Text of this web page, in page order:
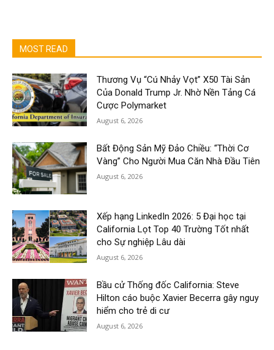
MOST READ
Thương Vụ “Cú Nhảy Vọt” X50 Tài Sản
Của Donald Trump Jr. Nhờ Nền Tảng Cá
Cược Polymarket
August 6, 2026
Bất Động Sản Mỹ Đảo Chiều: “Thời Cơ
Vàng” Cho Người Mua Căn Nhà Đầu Tiên
August 6, 2026
Xếp hạng LinkedIn 2026: 5 Đại học tại
California Lọt Top 40 Trường Tốt nhất
cho Sự nghiệp Lâu dài
August 6, 2026
Bầu cử Thống đốc California: Steve
Hilton cáo buộc Xavier Becerra gây nguy
hiểm cho trẻ di cư
August 6, 2026